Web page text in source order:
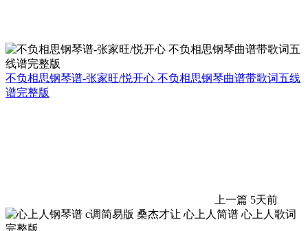
不负相思钢琴谱-张家旺/悦开心 不负相思钢琴曲谱带歌词五线
谱完整版
上一篇 5天前